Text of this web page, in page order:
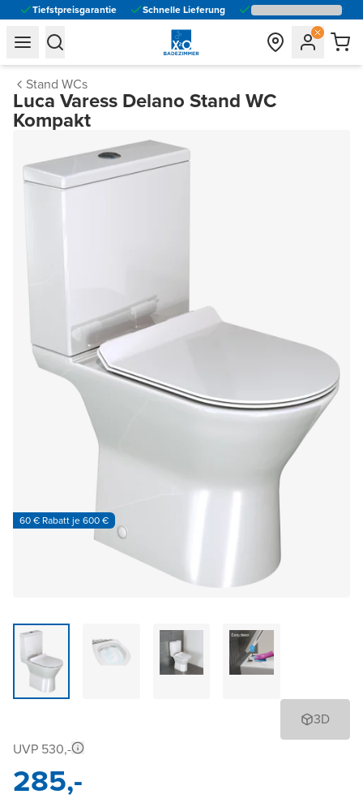
Tiefstpreisgarantie Schnelle Lieferung
general.navigation.toggle_menu.label
general.navigation.toggle_menu.label
Stand WCs
Luca Varess Delano Stand WC
Kompakt
60 € Rabatt je 600 €
3D
UVP 530,-
285,-